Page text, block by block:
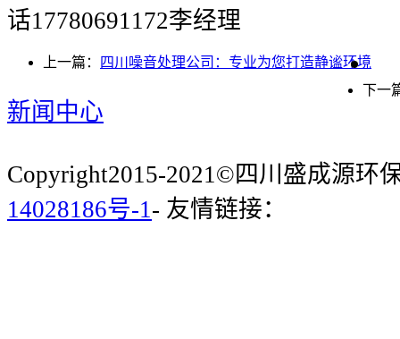
话17780691172李经理
上一篇：
四川噪音处理公司：专业为您打造静谧环境
下一
新闻中心
Copyright2015-2021©四川盛成源环
14028186号-1 - 友情链接：